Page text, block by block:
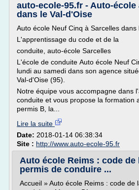
auto-ecole-95.fr - Auto-école
dans le Val-d'Oise
Auto école Neuf Cinq à Sarcelles dans
L'apprentissage du code et de la
conduite, auto-école Sarcelles
L'école de conduite Auto école Neuf
lundi au samedi dans son agence
Val-d'Oise (95).
Notre équipe vous accompagne dans
conduite et vous propose la formation
permis B, la...
Lire la suite
Date: 2018-01-14 06:38:34
Site : http://www.auto-ecole-95.fr
Auto école Reims : code de
permis de conduire ...
Accueil » Auto école Reims : code de